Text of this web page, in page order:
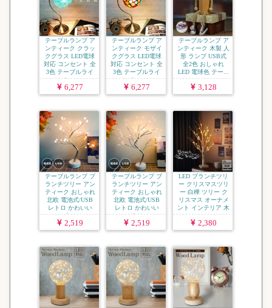
テーブルランプ ア
ンティーク クラッ
クグラス LED電球
対応 コンセント 全
3色 テーブルライ
ト ...
6,277
テーブルランプ ア
ンティーク モザイ
クグラス LED電球
対応 コンセント 全
3色 テーブルライ
ト ...
6,277
テーブルランプ ア
ンティーク 木製 人
形 ランプ USB式
全2色 おしゃれ
LED 電球色 テー...
3,128
テーブルランプ ブ
ランチツリー アン
ティーク おしゃれ
北欧 電池式/USB
レトロ かわいい
ク...
2,519
テーブルランプ ブ
ランチツリー アン
ティーク おしゃれ
北欧 電池式/USB
レトロ かわいい
ク...
2,519
LED ブランチツリ
ー クリスマスツリ
ー 白樺 ツリー ク
リスマス オーナメ
ント インテリア 木
...
2,380